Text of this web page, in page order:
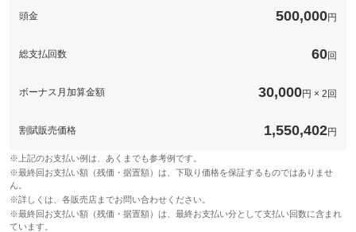
し易いためきれいな状態を維持し易くお車の手入れの手間を減ら
頭金 500,000円
総支払回数 60回
ボーナス月加算金額 30,000円 × 2回
割賦販売価格 1,550,402円
※上記のお支払い例は、あくまでも参考例です。
※最終回お支払い額（残価・据置額）は、下取り価格を保証するものではありませ
ん。
※詳しくは、各販売店までお問い合わせください。
※最終回お支払い額（残価・据置額）は、最終お支払い分として支払い回数に含まれ
ています。